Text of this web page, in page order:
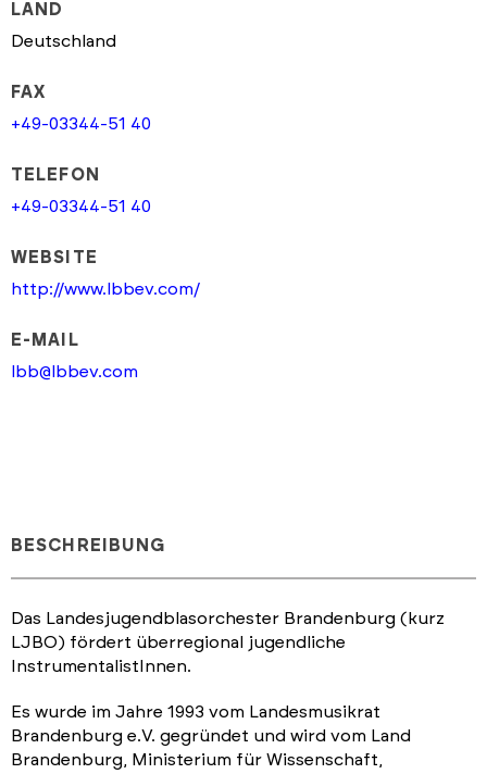
LAND
Deutschland
FAX
+49-03344-51 40
TELEFON
+49-03344-51 40
WEBSITE
http://www.lbbev.com/
E-MAIL
lbb@lbbev.com
BESCHREIBUNG
Das Landesjugendblasorchester Brandenburg (kurz
LJBO) fördert überregional jugendliche
InstrumentalistInnen.
Es wurde im Jahre 1993 vom Landesmusikrat
Brandenburg e.V. gegründet und wird vom Land
Brandenburg, Ministerium für Wissenschaft,